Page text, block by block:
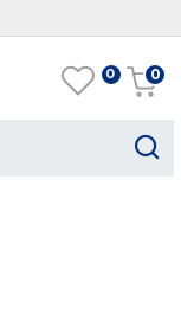
0 0